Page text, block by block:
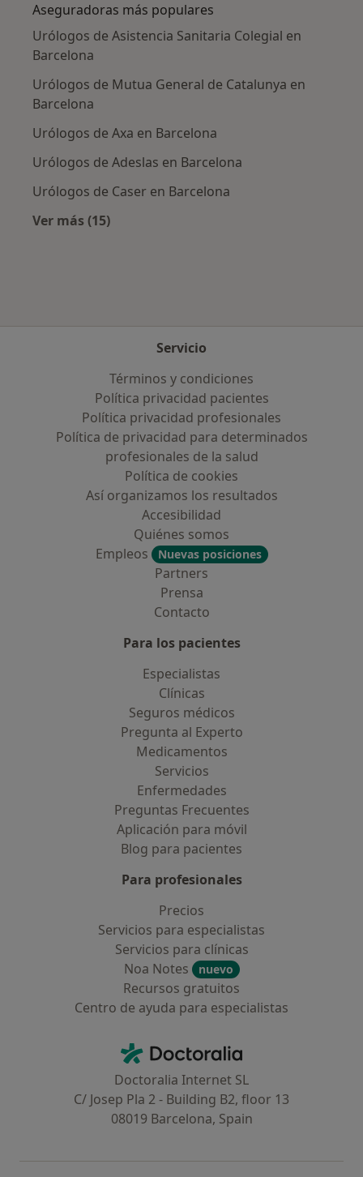
Aseguradoras más populares
Urólogos de Asistencia Sanitaria Colegial en
Barcelona
Urólogos de Mutua General de Catalunya en
Barcelona
Urólogos de Axa en Barcelona
Urólogos de Adeslas en Barcelona
Urólogos de Caser en Barcelona
Ver más (15)
Servicio
Términos y condiciones
Política privacidad pacientes
Política privacidad profesionales
Política de privacidad para determinados
profesionales de la salud
Política de cookies
Así organizamos los resultados
Accesibilidad
Quiénes somos
Empleos
Nuevas posiciones
Partners
Prensa
Contacto
Para los pacientes
Especialistas
Clínicas
Seguros médicos
Pregunta al Experto
Medicamentos
Servicios
Enfermedades
Preguntas Frecuentes
Aplicación para móvil
Blog para pacientes
Para profesionales
Precios
Servicios para especialistas
Servicios para clínicas
Noa Notes
nuevo
Recursos gratuitos
Centro de ayuda para especialistas
Doctoralia - Página de inicio
Doctoralia Internet SL
C/ Josep Pla 2 - Building B2, floor 13
08019 Barcelona, Spain